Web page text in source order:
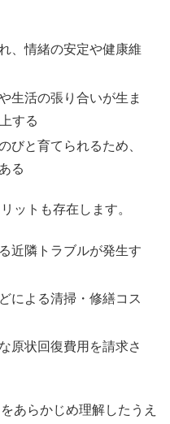
、情緒の安定や健康維
生活の張り合いが生ま
する
びと育てられるため、
る
ットも存在します。
近隣トラブルが発生す
による清掃・修繕コス
原状回復費用を請求さ
あらかじめ理解したうえ